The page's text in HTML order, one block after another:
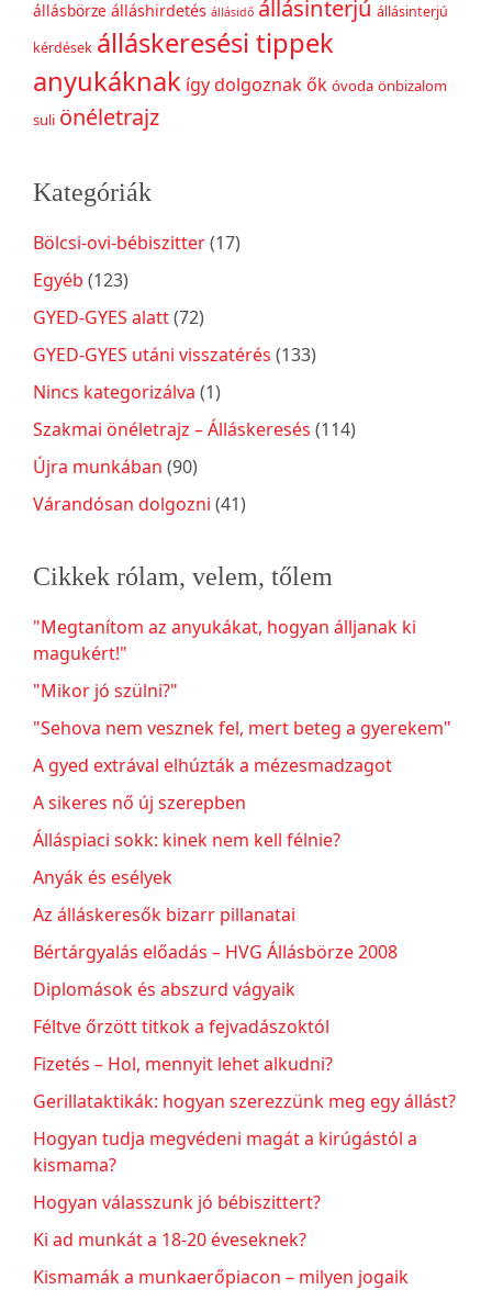
állásbörze álláshirdetés állásidő állásinterjú állásinterjú
kérdések álláskeresési tippek
anyukáknak így dolgoznak ők óvoda önbizalom
suli önéletrajz
Kategóriák
Bölcsi-ovi-bébiszitter(17)
Egyéb (123)
GYED-GYES alatt(72)
GYED-GYES utáni visszatérés (133)
Nincs kategorizálva (1)
Szakmai önéletrajz – Álláskeresés (114)
Újra munkában (90)
Várandósan dolgozni (41)
Cikkek rólam, velem, tőlem
"Megtanítom az anyukákat, hogyan álljanak ki
magukért!"
"Mikor jó szülni?"
"Sehova nem vesznek fel, mert beteg a gyerekem"
A gyed extrával elhúzták a mézesmadzagot
A sikeres nő új szerepben
Álláspiaci sokk: kinek nem kell félnie?
Anyák és esélyek
Az álláskeresők bizarr pillanatai
Bértárgyalás előadás – HVG Állásbörze 2008
Diplomások és abszurd vágyaik
Féltve őrzött titkok a fejvadászoktól
Fizetés – Hol, mennyit lehet alkudni?
Gerillataktikák: hogyan szerezzünk meg egy állást?
Hogyan tudja megvédeni magát a kirúgástól a
kismama?
Hogyan válasszunk jó bébiszittert?
Ki ad munkát a 18-20 éveseknek?
Kismamák a munkaerőpiacon – milyen jogaik